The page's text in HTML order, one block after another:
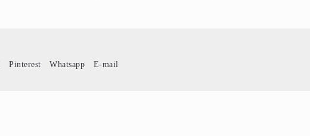
Pinterest Whatsapp E-mail